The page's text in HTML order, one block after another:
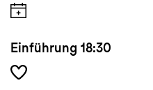
Einführung 18:30